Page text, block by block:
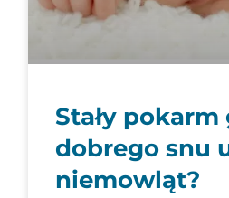
Stały
dobrego snu
niemowląt?